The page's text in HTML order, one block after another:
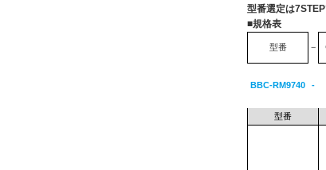
型番選定は
■規格表
型番 −
BBC-RM9740 -
型番